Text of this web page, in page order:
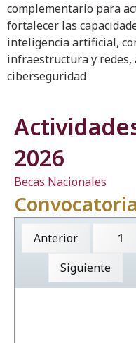
complementario para
fortalecer las
inteligencia artificial,
infraestructura y redes,
ciberseguridad
2026
Becas Nacionales
Anterior
Siguiente